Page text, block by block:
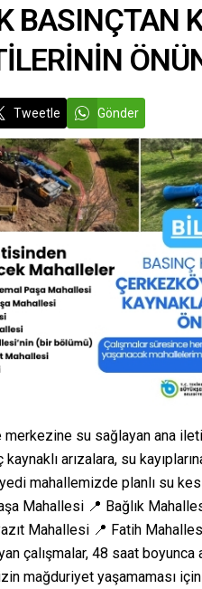
BASINÇTAN
Tweetle Gönder
su sağlayan ana
kaynaklı arızalara, su
mahallemizde planlı su
Mahallesi 📍 Bağlık
Mahallesi 📍 Fatih
çalışmalar, 48 saat
mağduriyet yaşamaması